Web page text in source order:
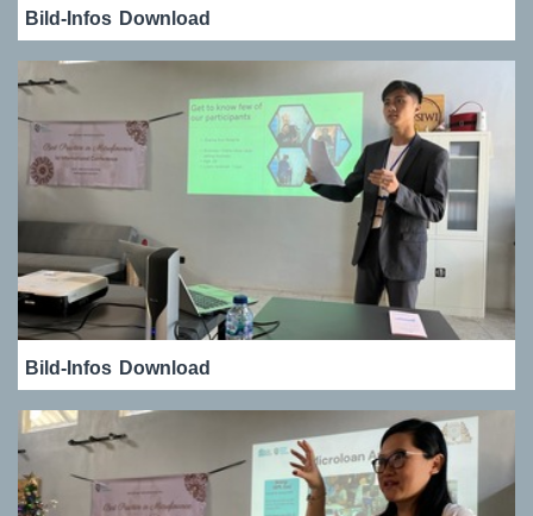
Bild-Infos Download
Bild-Infos Download